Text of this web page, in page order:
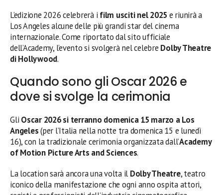
L’edizione 2026 celebrerà i film usciti nel 2025 e riunirà a
Los Angeles alcune delle più grandi star del cinema
internazionale. Come riportato dal sito ufficiale
dell’Academy, l’evento si svolgerà nel celebre Dolby Theatre
di Hollywood.
Quando sono gli Oscar 2026 e
dove si svolge la cerimonia
Gli Oscar 2026 si terranno domenica 15 marzo a Los
Angeles(per l’Italia nella notte tra domenica 15 e lunedì
16), con la tradizionale cerimonia organizzata dall’Academy
of Motion Picture Arts and Sciences.
La location sarà ancora una volta il Dolby Theatre, teatro
iconico della manifestazione che ogni anno ospita attori,